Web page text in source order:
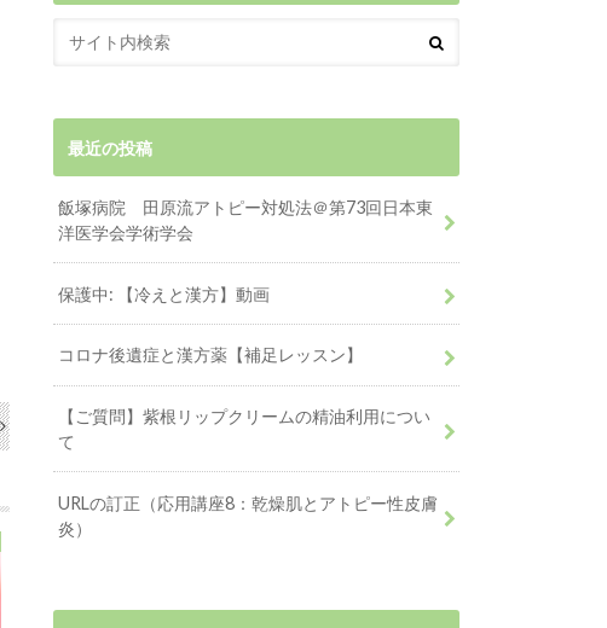
最近の投稿
飯塚病院 田原流アトピー対処法＠第73回日本東
洋医学会学術学会
保護中: 【冷えと漢方】動画
コロナ後遺症と漢方薬【補足レッスン】
【ご質問】紫根リップクリームの精油利用につい
て
URLの訂正（応用講座8：乾燥肌とアトピー性皮膚
炎）